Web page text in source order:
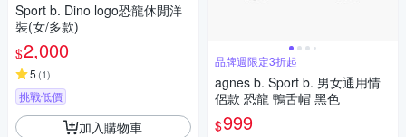
Sport b. Dino logo恐龍休閒洋
裝(女/多款)
$2,000
5 (1)
挑戰低價
加入購物車
品牌週限定3折起
agnes b. Sport b. 男女通用情
侶款 恐龍 鴨舌帽 黑色
$999